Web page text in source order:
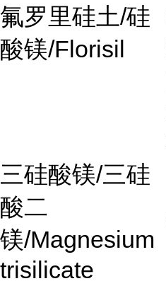
氟罗里硅土/硅
酸镁/Florisil
三硅酸镁/三硅
酸二
镁/Magnesium
trisilicate